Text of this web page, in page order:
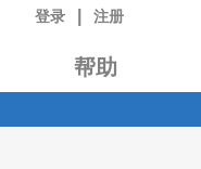
登录 注册
帮助